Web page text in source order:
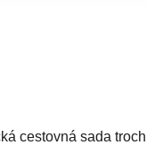
cestovná sada troch